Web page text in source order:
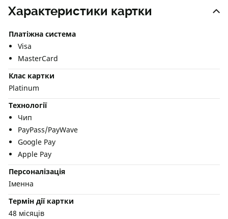
Характеристики картки
Платіжна система
Visa
MasterCard
Клас картки
Platinum
Технології
Чип
PayPass/PayWave
Google Pay
Apple Pay
Персоналізація
Іменна
Термін дії картки
48 місяців